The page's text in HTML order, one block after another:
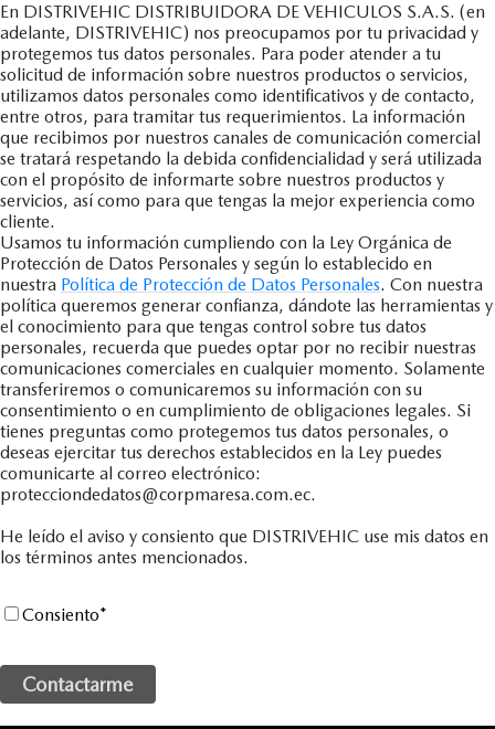
En DISTRIVEHIC DISTRIBUIDORA DE VEHICULOS S.A.S. (en
adelante, DISTRIVEHIC) nos preocupamos por tu privacidad y
protegemos tus datos personales. Para poder atender a tu
solicitud de información sobre nuestros productos o servicios,
utilizamos datos personales como identificativos y de contacto,
entre otros, para tramitar tus requerimientos. La información
que recibimos por nuestros canales de comunicación comercial
se tratará respetando la debida confidencialidad y será utilizada
con el propósito de informarte sobre nuestros productos y
servicios, así como para que tengas la mejor experiencia como
cliente.
Usamos tu información cumpliendo con la Ley Orgánica de
Protección de Datos Personales y según lo establecido en
nuestra Política de Protección de Datos Personales. Con nuestra
política queremos generar confianza, dándote las herramientas y
el conocimiento para que tengas control sobre tus datos
personales, recuerda que puedes optar por no recibir nuestras
comunicaciones comerciales en cualquier momento. Solamente
transferiremos o comunicaremos su información con su
consentimiento o en cumplimiento de obligaciones legales. Si
tienes preguntas como protegemos tus datos personales, o
deseas ejercitar tus derechos establecidos en la Ley puedes
comunicarte al correo electrónico:
protecciondedatos@corpmaresa.com.ec.
He leído el aviso y consiento que DISTRIVEHIC use mis datos en
los términos antes mencionados.
Consiento*